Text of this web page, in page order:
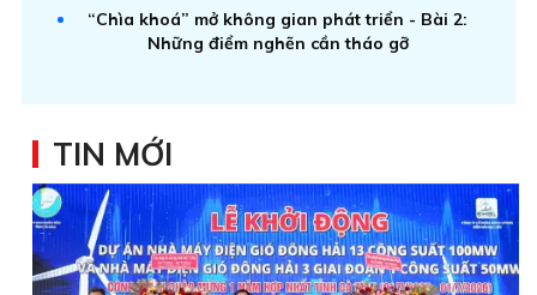
“Chìa khoá” mở không gian phát triển - Bài 2:
Những điểm nghẽn cần tháo gỡ
TIN MỚI